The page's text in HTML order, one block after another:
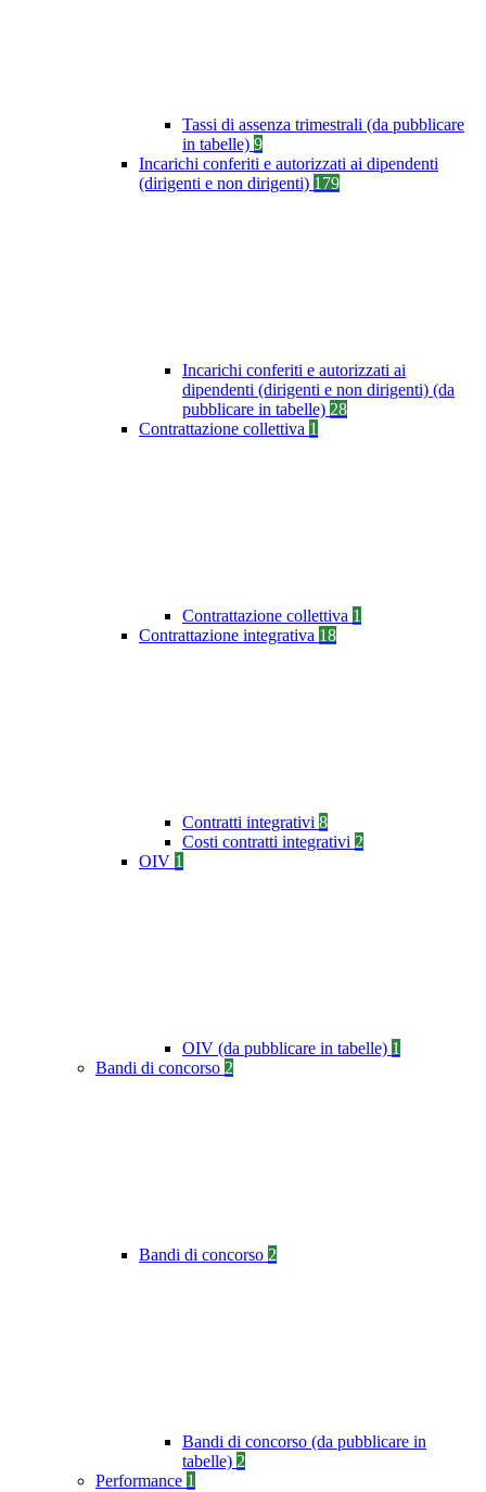
Tassi di assenza trimestrali (da pubblicare
in tabelle) 9
Incarichi conferiti e autorizzati ai dipendenti
(dirigenti e non dirigenti) 179
Incarichi conferiti e autorizzati ai
dipendenti (dirigenti e non dirigenti) (da
pubblicare in tabelle) 28
Contrattazione collettiva 1
Contrattazione collettiva 1
Contrattazione integrativa 18
Contratti integrativi 8
Costi contratti integrativi 2
OIV 1
OIV (da pubblicare in tabelle) 1
Bandi di concorso 2
Bandi di concorso 2
Bandi di concorso (da pubblicare in
tabelle) 2
Performance 1